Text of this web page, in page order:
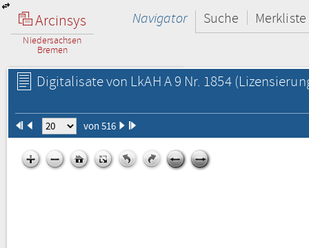
Arcinsys
Niedersachsen
Bremen
Navigator Suche Merkliste
Digitalisate von LkAH A 9 Nr. 1854
von 516